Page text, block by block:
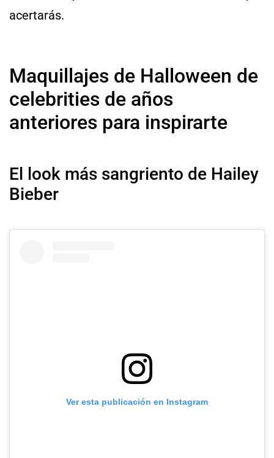
acertarás.
Maquillajes de Halloween de
celebrities de años
anteriores para inspirarte
El look más sangriento de Hailey
Bieber
Ver esta publicación en Instagram